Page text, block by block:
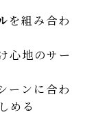
を組み合わ
心地のサー
ーンに合わ
める